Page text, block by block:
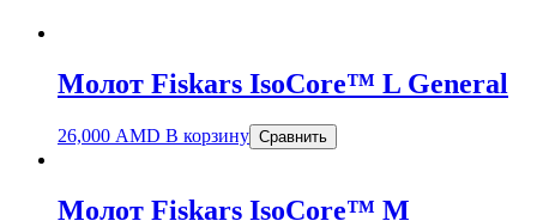
Молот Fiskars IsoCore™ L General
26,000 AMD В корзину Сравнить
Молот Fiskars IsoCore™ M